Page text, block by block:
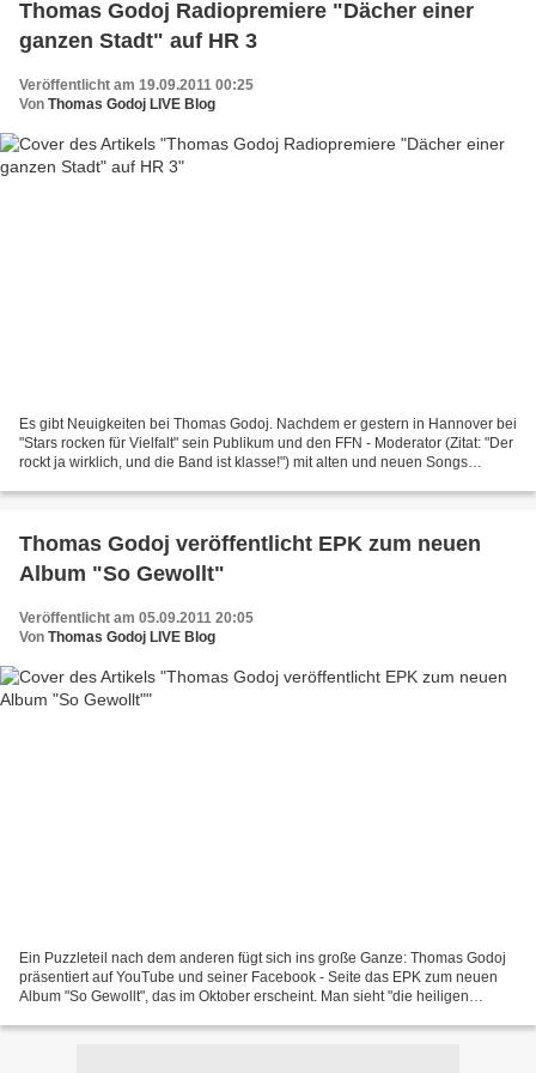
Thomas Godoj Radiopremiere "Dächer einer
ganzen Stadt" auf HR 3
Veröffentlicht am 19.09.2011 00:25
Von Thomas Godoj LIVE Blog
Es gibt Neuigkeiten bei Thomas Godoj. Nachdem er gestern in Hannover bei
"Stars rocken für Vielfalt" sein Publikum und den FFN - Moderator (Zitat: "Der
rockt ja wirklich, und die Band ist klasse!") mit alten und neuen Songs
Thomas Godoj veröffentlicht EPK zum neuen
Album "So Gewollt"
Veröffentlicht am 05.09.2011 20:05
Von Thomas Godoj LIVE Blog
Ein Puzzleteil nach dem anderen fügt sich ins große Ganze: Thomas Godoj
präsentiert auf YouTube und seiner Facebook - Seite das EPK zum neuen
Album "So Gewollt", das im Oktober erscheint. Man sieht "die heiligen